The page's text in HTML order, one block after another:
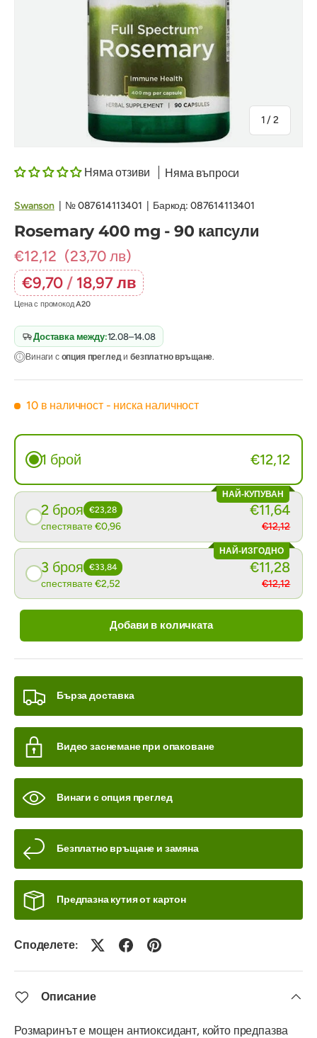
1 /на
2
Няма отзиви Няма въпроси
Swanson| №087614113401 Баркод: 087614113401
Rosemary 400 mg - 90 капсули
€12,12 (23,70 лв)
€9,70 / 18,97 лв
Цена с промокодA20
Доставка между:12.08–14.08
Винаги с опция прегледибезплатно връщане.
10 в наличност - ниска наличност
1 брой €12,12
НАЙ-КУПУВАН
2 броя €23,28
спестявате €0,96
€11,64
€12,12
НАЙ-ИЗГОДНО
3 броя €33,84
спестявате €2,52
€11,28
€12,12
Добави в количката
Бърза доставка
Видео заснемане при опаковане
Винаги с опция преглед
Безплатно връщане и замяна
Предпазна кутия от картон
Споделете:
Описание
Розмаринът е мощен антиоксидант, който предпазва